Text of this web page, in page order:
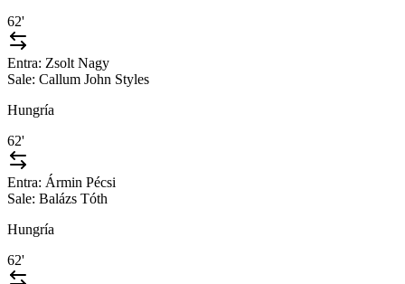
62'
Entra: Zsolt Nagy
Sale: Callum John Styles
Hungría
62'
Entra: Ármin Pécsi
Sale: Balázs Tóth
Hungría
62'